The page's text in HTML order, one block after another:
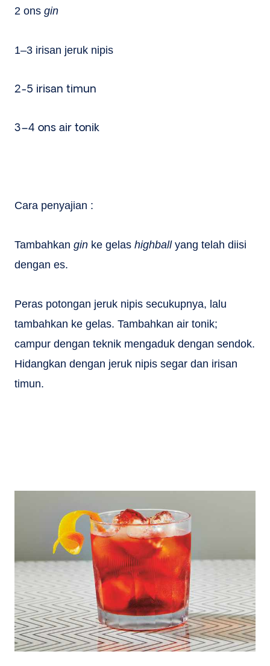
2 ons gin
1–3 irisan jeruk nipis
2-5 irisan timun
3–4 ons air tonik
Cara penyajian :
Tambahkan gin ke gelas highball yang telah diisi
dengan es.
Peras potongan jeruk nipis secukupnya, lalu
tambahkan ke gelas. Tambahkan air tonik;
campur dengan teknik mengaduk dengan sendok.
Hidangkan dengan jeruk nipis segar dan irisan
timun.